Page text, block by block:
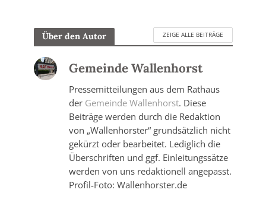
Über den Autor ZEIGE ALLE BEITRÄGE
Gemeinde Wallenhorst
Pressemitteilungen aus dem Rathaus
der Gemeinde Wallenhorst. Diese
Beiträge werden durch die Redaktion
von „Wallenhorster“ grundsätzlich nicht
gekürzt oder bearbeitet. Lediglich die
Überschriften und ggf. Einleitungssätze
werden von uns redaktionell angepasst.
Profil-Foto: Wallenhorster.de